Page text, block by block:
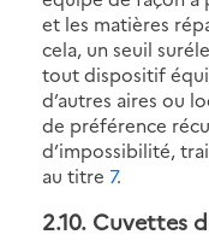
et les matières
cela, un seuil
tout dispositif
d’autres aires ou
de préférence
d’impossibilité,
au titre 7.
2.10. Cuvettes